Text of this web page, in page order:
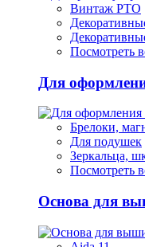
Винтаж РТО
Посмотреть
Для
Брелоки,
Для подушек
Зеркальца,
Посмотреть
Основа для